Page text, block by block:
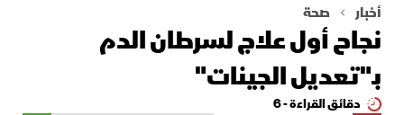
أخبار صحة
نجاح أول علاج لسرطان الدم
بـ"تعديل الجينات"
دقائق القراءة - 6